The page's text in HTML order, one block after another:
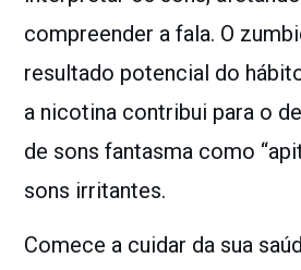
compreender a fala. O
resultado potencial do
a nicotina contribui para o
de sons fantasma como
sons irritantes.
Comece a cuidar da sua